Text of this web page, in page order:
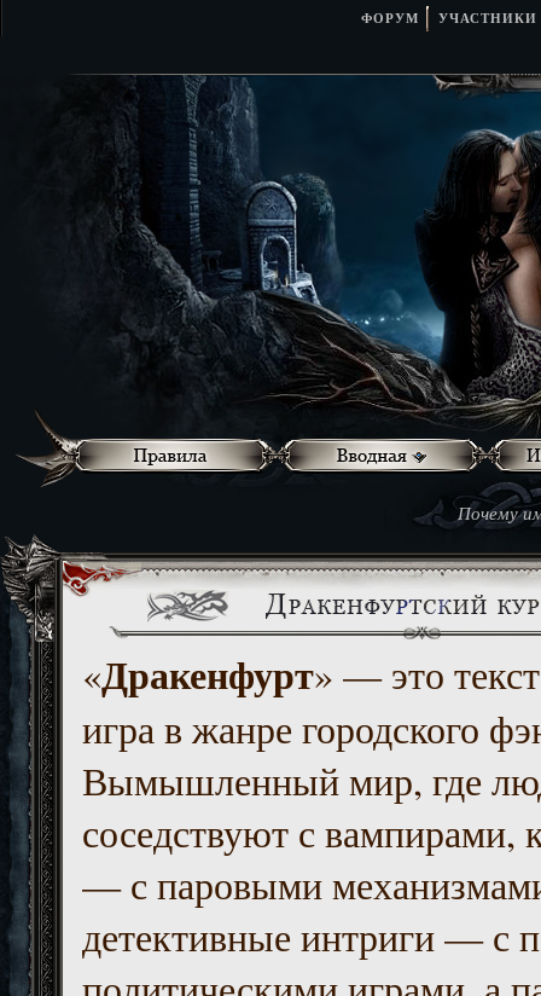
ФОРУМ УЧАСТНИКИ
Почему
«Дракенфурт» — это
игра в жанре городского
Вымышленный мир, где
соседствуют с вампирами,
— с паровыми
детективные интриги — с